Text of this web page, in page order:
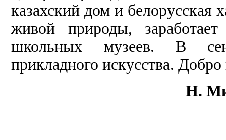
казахский дом и белорусская
живой природы,
школьных музеев. В
прикладного искусства.
Н.